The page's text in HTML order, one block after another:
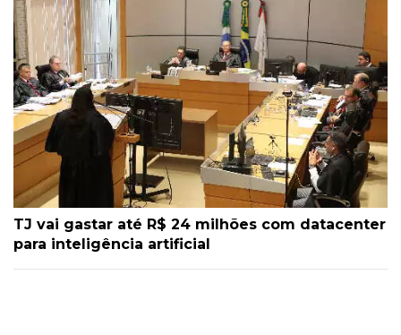
TJ vai gastar até R$ 24 milhões com datacenter
para inteligência artificial